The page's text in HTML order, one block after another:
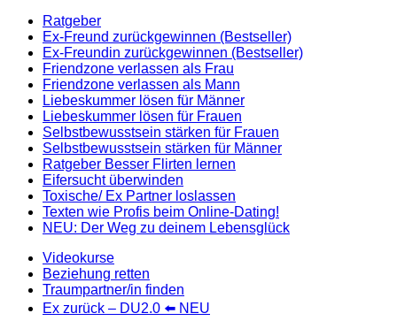
Ratgeber
Ex-Freund zurückgewinnen (Bestseller)
Ex-Freundin zurückgewinnen (Bestseller)
Friendzone verlassen als Frau
Friendzone verlassen als Mann
Liebeskummer lösen für Männer
Liebeskummer lösen für Frauen
Selbstbewusstsein stärken für Frauen
Selbstbewusstsein stärken für Männer
Ratgeber Besser Flirten lernen
Eifersucht überwinden
Toxische/ Ex Partner loslassen
Texten wie Profis beim Online-Dating!
NEU: Der Weg zu deinem Lebensglück
Videokurse
Beziehung retten
Traumpartner/in finden
Ex zurück – DU2.0 ⬅️ NEU